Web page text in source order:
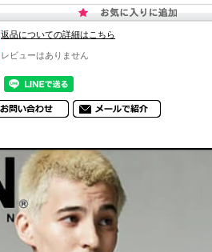
返品についての詳細はこちら
レビューはありません